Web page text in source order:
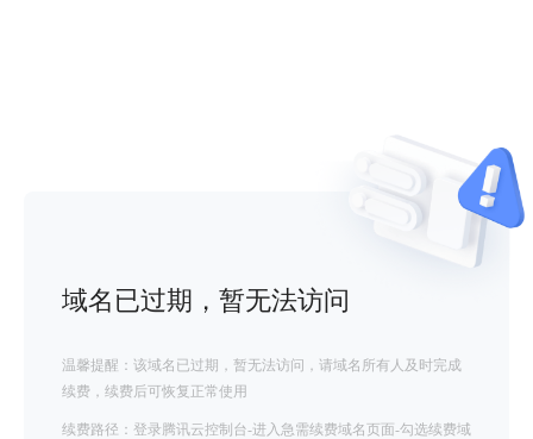
域名已过期，暂无法访问
温馨提醒：该域名已过期，暂无法访问，请域名所有人及时完成
续费，续费后可恢复正常使用
续费路径：登录腾讯云控制台-进入急需续费域名页面-勾选续费域